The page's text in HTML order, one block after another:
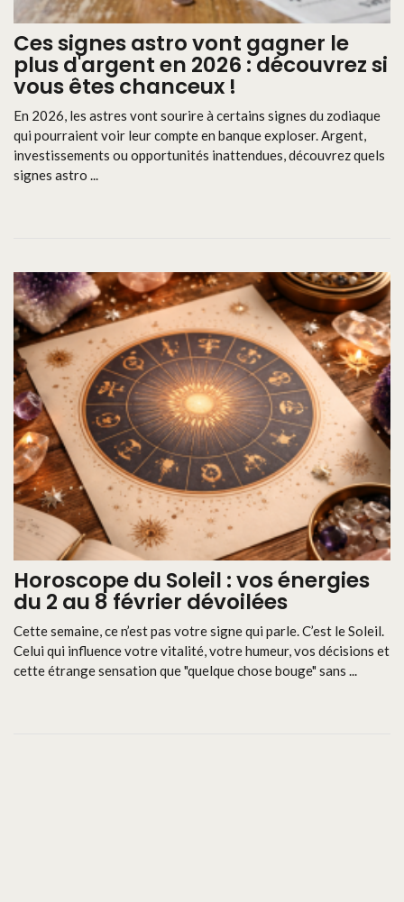
Ces signes astro vont gagner le
plus d'argent en 2026 : découvrez si
vous êtes chanceux !
En 2026, les astres vont sourire à certains signes du zodiaque
qui pourraient voir leur compte en banque exploser. Argent,
investissements ou opportunités inattendues, découvrez quels
signes astro ...
Horoscope du Soleil : vos énergies
du 2 au 8 février dévoilées
Cette semaine, ce n’est pas votre signe qui parle. C’est le Soleil.
Celui qui influence votre vitalité, votre humeur, vos décisions et
cette étrange sensation que "quelque chose bouge" sans ...